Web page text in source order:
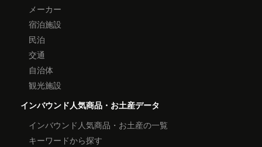
メーカー
宿泊施設
民泊
交通
自治体
観光施設
インバウンド人気商品・お土産データ
インバウンド人気商品・お土産の一覧
キーワードから探す